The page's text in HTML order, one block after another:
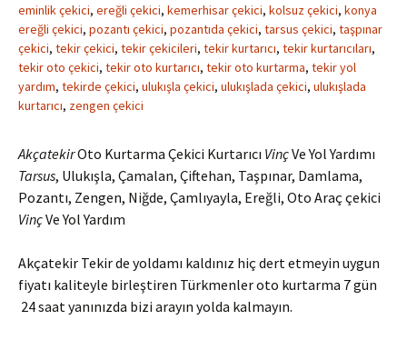
eminlik çekici, ereğli çekici, kemerhisar çekici, kolsuz çekici, konya
ereğli çekici, pozantı çekici, pozantıda çekici, tarsus çekici, taşpınar
çekici, tekir çekici, tekir çekicileri, tekir kurtarıcı, tekir kurtarıcıları,
tekir oto çekici, tekir oto kurtarıcı, tekir oto kurtarma, tekir yol
yardım, tekirde çekici, ulukışla çekici, ulukışlada çekici, ulukışlada
kurtarıcı, zengen çekici
AkçatekirOto Kurtarma Çekici Kurtarıcı VinçVe Yol Yardımı
Tarsus, Ulukışla, Çamalan, Çiftehan, Taşpınar, Damlama,
Pozantı, Zengen, Niğde, Çamlıyayla, Ereğli, Oto Araç çekici
VinçVe Yol Yardım
Akçatekir Tekir de yoldamı kaldınız hiç dert etmeyin uygun
fiyatı kaliteyle birleştiren Türkmenler oto kurtarma 7 gün
24 saat yanınızda bizi arayın yolda kalmayın.